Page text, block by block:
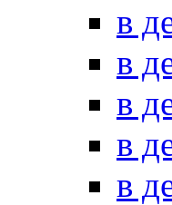
в
в
в
в
в